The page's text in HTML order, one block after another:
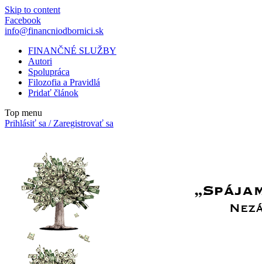
Skip to content
Facebook
info@financniodbornici.sk
FINANČNÉ SLUŽBY
Autori
Spolupráca
Filozofia a Pravidlá
Pridať článok
Top menu
Prihlásiť sa / Zaregistrovať sa